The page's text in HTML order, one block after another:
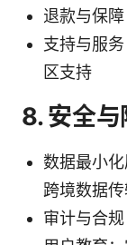
退款与保
支持与服
区支持
8. 安全
数据最小
跨境数据
审计与合